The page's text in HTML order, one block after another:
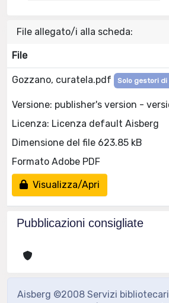
File allegato/i alla scheda:
File
Gozzano, curatela.pdf Solo gestori di
Versione: publisher's version -
Licenza: Licenza default Aisberg
Dimensione del file 623.85 kB
Formato Adobe PDF
Visualizza/Apri
Pubblicazioni consigliate
Aisberg ©2008 Servizi